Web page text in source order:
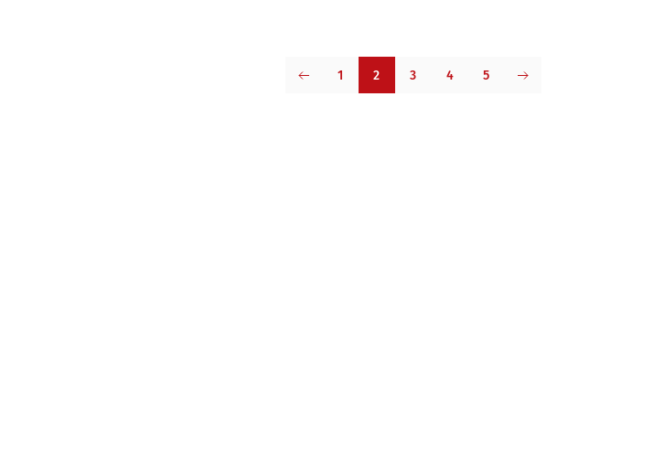
1 2 3 4 5